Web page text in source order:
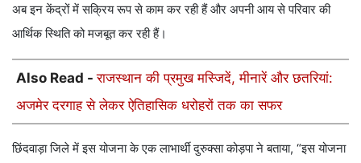
अब इन केंद्रों में सक्रिय रूप से काम कर रही हैं और अपनी आय से परिवार की
आर्थिक स्थिति को मजबूत कर रही हैं।
Also Read -राजस्थान की प्रमुख मस्जिदें, मीनारें और छतरियां:
अजमेर दरगाह से लेकर ऐतिहासिक धरोहरों तक का सफर
छिंदवाड़ा जिले में इस योजना के एक लाभार्थी दुरुक्सा कोड़पा ने बताया, “इस योजना